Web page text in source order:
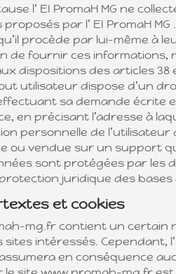
l’ EI PromaH MG ne
par l’ EI PromaH
procède par lui-même à
de fournir ces informations,
dispositions des articles 38
utilisateur dispose d’un
sa demande écrite
en précisant l’adresse à
personnelle de l’utilisateur
ou vendue sur un support
sont protégées par les
protection juridique des
et cookies
mg.fr contient un certain
sites intéressés. Cependant,
en conséquence